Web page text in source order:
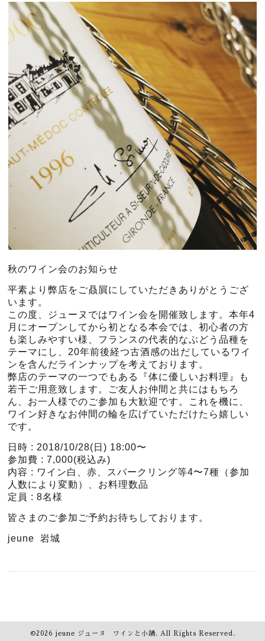
秋のワイン会のお知らせ
平素より弊店をご贔屓にしていただきありがとうござ
います。
この度、ジューヌではワイン会を開催致します。本年4
月にオープンしてから初となる本会では、初心者の方
も楽しみやすい様、フランスの代表的なぶどう品種を
テーマにし、20年前後経つ古酒感の出だしているワイ
ンを含んだラインナップを考えております。
弊店のテーマの一つでもある『体に優しいお料理』も
若干ご用意致します。ご友人お仲間と共にはもちろ
ん、お一人様でのご参加も大歓迎です。これを機に、
ワイン好きなお仲間の輪を広げていただけたら嬉しい
です。
日時 : 2018/10/28(日) 18:00〜
参加費 : 7,000(税込み)
内容 : ワイン白、赤、スパークリング等4〜7種（参加
人数により変動）、お料理数品
定員 : 8名様
皆さまのご参加ご予約お待ちしております。
jeune 岩城
©2026 jeune ジューヌ ワインと小鍋. All Rights Reserved.